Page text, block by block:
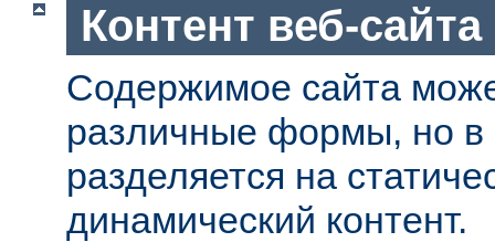
Контент веб-сайта
Содержимое сайта
различные формы, но
разделяется на
динамический контент.